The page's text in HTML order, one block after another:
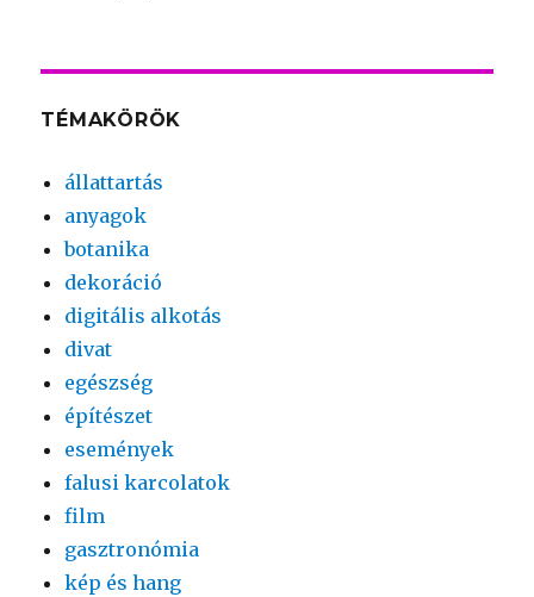
TÉMAKÖRÖK
állattartás
anyagok
botanika
dekoráció
digitális alkotás
divat
egészség
építészet
események
falusi karcolatok
film
gasztronómia
kép és hang